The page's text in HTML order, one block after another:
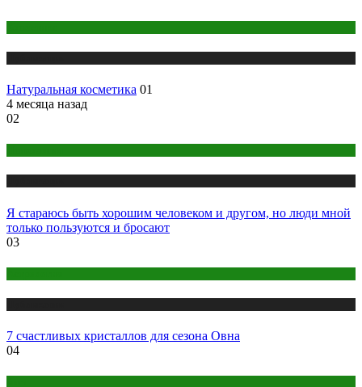
Натуральная косметика 01
4 месяца назад
02
Я стараюсь быть хорошим человеком и другом, но люди мной
только пользуются и бросают
03
7 счастливых кристаллов для сезона Овна
04